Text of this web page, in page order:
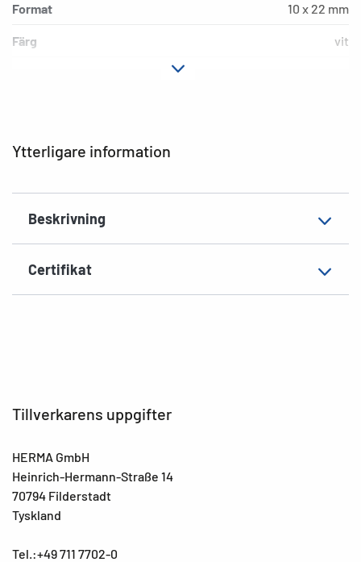
Ytterligare information
Beskrivning
Certifikat
Format 10 x 22 mm
Färg vit
Tillverkarens uppgifter
HERMA GmbH
Heinrich-Hermann-Straße 14
70794 Filderstadt
Tyskland
Tel.:+49 711 7702-0